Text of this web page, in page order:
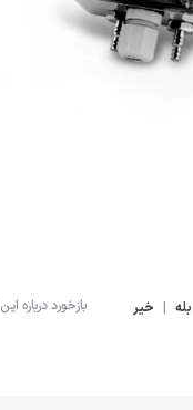
بله | خیر بازخورد درباره